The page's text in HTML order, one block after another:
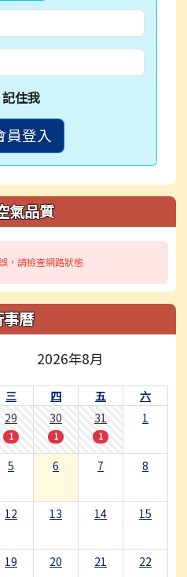
記住我
員登入
氣品質
，請檢查網路狀態
曆
2026年8月
三 四 五
六
29
1
30
1
31
1
1
5 6 7 8
12 13 14 15
19 20 21 22